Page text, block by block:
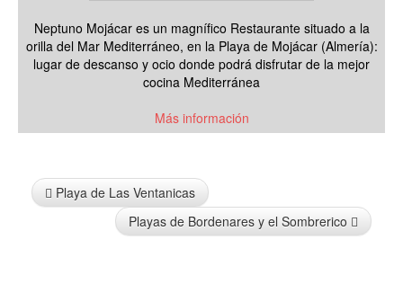
Neptuno Mojácar es un magnífico Restaurante situado a la
orilla del Mar Mediterráneo, en la Playa de Mojácar (Almería):
lugar de descanso y ocio donde podrá disfrutar de la mejor
cocina Mediterránea
Más información
InfoPlaya de Las Ventanicas
Playas de Bordenares y el Sombrerico